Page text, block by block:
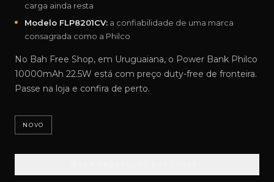
carga ainda resta
Modelo FLP8201CV: a confiabilidade de uma marca
consagrada como a Philco
No Bah Free Shop, em Uruguaiana, o Power Bank Philco
10000mAh 22.5W está com preço duty-free de fronteira.
Passe na loja e confira de perto.
NOVO